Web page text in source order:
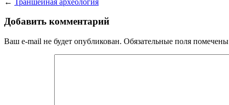
Добавить комментарий
Ваш e-mail не будет опубликован. Обязательные поля